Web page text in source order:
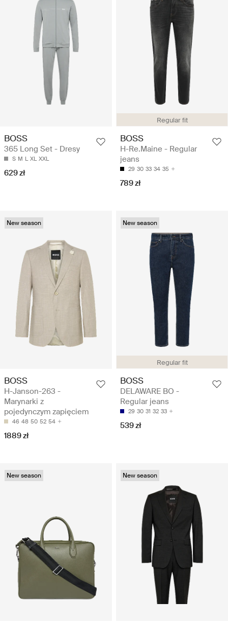
BOSS
365 Long Set - Dresy
S M L XL XXL
629 zł
Regular fit
BOSS
H-Re.Maine - Regular
jeans
29 30 33 34 35
789 zł
New season
BOSS
H-Janson-263 -
Marynarki z
pojedynczym zapięciem
46 48 50 52 54
1889 zł
Regular fit
New season
BOSS
DELAWARE BO -
Regular jeans
29 30 31 32 33
539 zł
New season New season